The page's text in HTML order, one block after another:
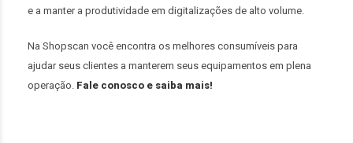
e a manter a produtividade em digitalizações de alto volume.
Na Shopscan você encontra os melhores consumíveis para
ajudar seus clientes a manterem seus equipamentos em plena
operação. Fale conosco e saiba mais!